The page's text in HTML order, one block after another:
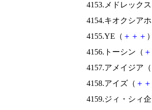
4153.メドレック
4154.キオクシア
4155.YE（ ＋ ＋ ＋
4156.トーシン（ ＋
4157.アメイジア（
4158.アイズ（ ＋ ＋
4159.ジィ・シィ